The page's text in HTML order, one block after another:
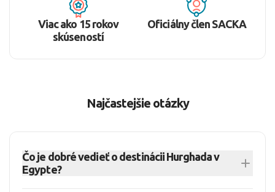
Viac ako 15 rokov
skúseností
Oficiálny člen SACKA
Najčastejšie otázky
Čo je dobré vedieť o destinácii Hurghada v
Egypte?